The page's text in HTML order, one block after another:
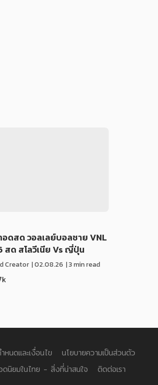
ดสด วอลเลย์บอลชาย VNL
สด สโลวีเนีย Vs ญี่ปุ่น
Creator |02.08.26 | 3 min read
หนดและเงื่อนไข
นโยบายความเป็นส่วนตัว
ดนิยมในไทย - สิ่งที่น่าสนใจ
ติดต่อเรา